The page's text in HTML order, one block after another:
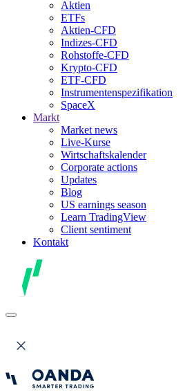
Aktien
ETFs
Aktien-CFD
Indizes-CFD
Rohstoffe-CFD
Krypto-CFD
ETF-CFD
Instrumentenspezifikation
SpaceX
Markt
Market news
Live-Kurse
Wirtschaftskalender
Corporate actions
Updates
Blog
US earnings season
Learn TradingView
Client sentiment
Kontakt